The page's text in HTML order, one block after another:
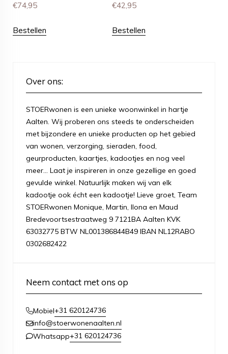
€74,95
Bestellen
€42,95
Bestellen
Over ons:
STOERwonen is een unieke woonwinkel in hartje
Aalten. Wij proberen ons steeds te onderscheiden
met bijzondere en unieke producten op het gebied
van wonen, verzorging, sieraden, food,
geurproducten, kaartjes, kadootjes en nog veel
meer... Laat je inspireren in onze gezellige en goed
gevulde winkel. Natuurlijk maken wij van elk
kadootje ook écht een kadootje! Lieve groet, Team
STOERwonen Monique, Martin, Ilona en Maud
Bredevoortsestraatweg 9 7121BA Aalten KVK
63032775 BTW NL001386844B49 IBAN NL12RABO
0302682422
Neem contact met ons op
Mobiel+31 620124736
info@stoerwonenaalten.nl
Whatsapp+31 620124736